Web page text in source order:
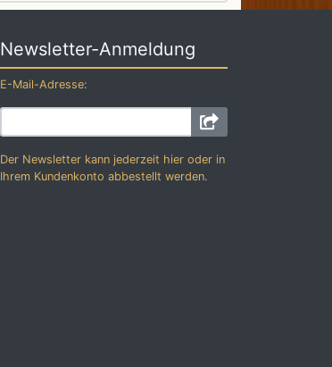
Newsletter-Anmeldung
E-Mail-Adresse:
Der Newsletter kann jederzeit hier oder in
Ihrem Kundenkonto abbestellt werden.